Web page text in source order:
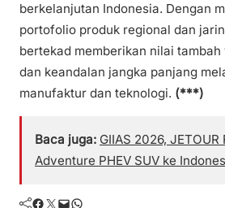
berkelanjutan Indonesia. Dengan
portofolio produk regional dan
bertekad memberikan nilai
dan keandalan jangka panjang
manufaktur dan teknologi. (***)
Baca juga: GIIAS 2026,
Adventure PHEV SUV ke
Facebook Twitter Mail WhatsApp